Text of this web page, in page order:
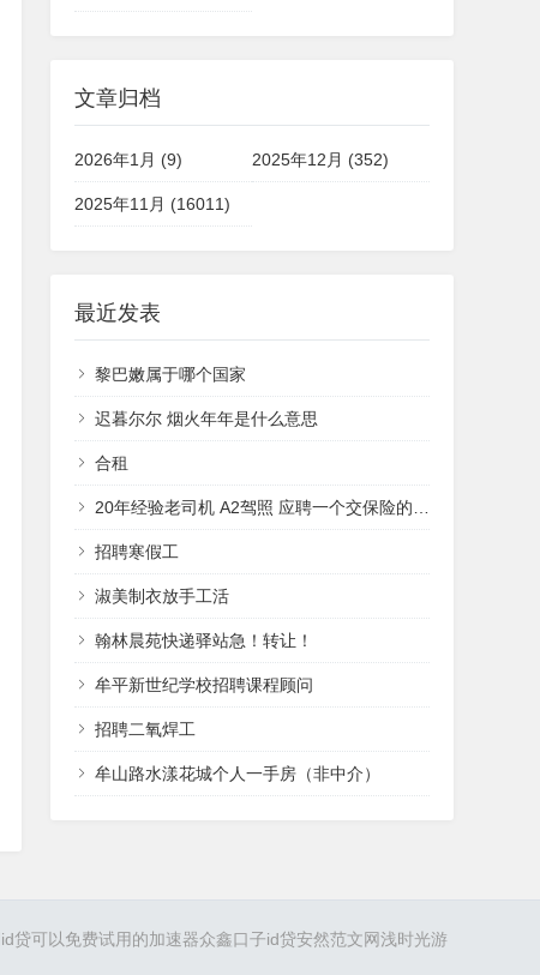
文章归档
2026年1月 (9) 2025年12月 (352)
2025年11月 (16011)
最近发表
黎巴嫩属于哪个国家
迟暮尔尔 烟火年年是什么意思
合租
20年经验老司机 A2驾照 应聘一个交保险的工作
招聘寒假工
淑美制衣放手工活
翰林晨苑快递驿站急！转让！
牟平新世纪学校招聘课程顾问
招聘二氧焊工
牟山路水漾花城个人一手房（非中介）
id贷可以免费试用的加速器众鑫口子id贷安然范文网浅时光游